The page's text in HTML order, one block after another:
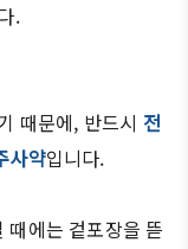
.
때문에, 반드시 전
사약입니다.
때에는 겉포장을 뜯